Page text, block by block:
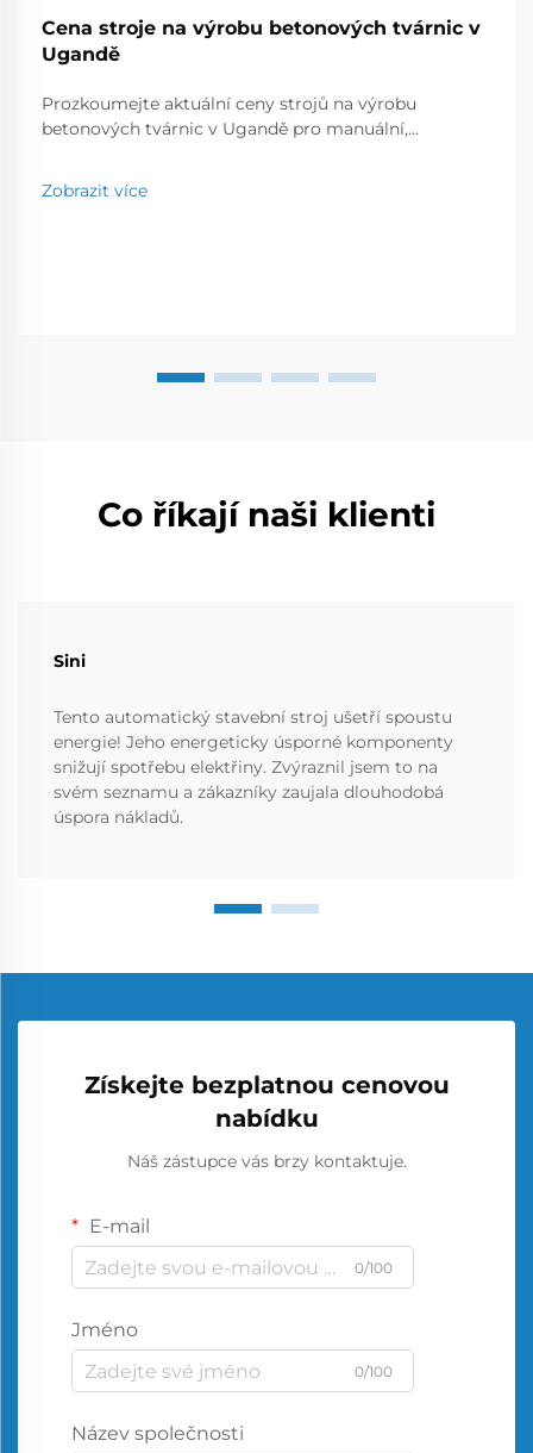
Cena stroje na výrobu betonových tvárnic v
Ugandě
Prozkoumejte aktuální ceny strojů na výrobu
betonových tvárnic v Ugandě pro manuální,
Porovnejte výrobní kapacitu, značky a náklady, abyste
našli nejlepší řešení pro vaše podnikatelské potřeby.
Zobrazit více
Co říkají naši klienti
Sini
Tento automatický stavební stroj ušetří spoustu
energie! Jeho energeticky úsporné komponenty
snižují spotřebu elektřiny. Zvýraznil jsem to na
svém seznamu a zákazníky zaujala dlouhodobá
úspora nákladů.
Získejte bezplatnou cenovou
nabídku
Náš zástupce vás brzy kontaktuje.
E-mail
0/100
Jméno
0/100
Název společnosti